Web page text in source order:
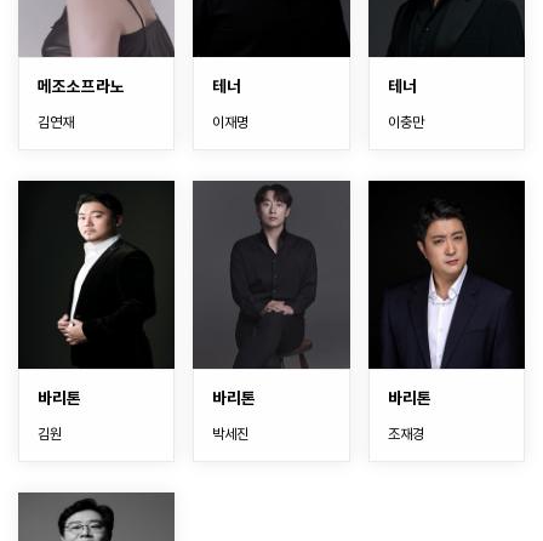
메조소프라노
김연재
테너
이재명
테너
이충만
바리톤
김원
바리톤
박세진
바리톤
조재경